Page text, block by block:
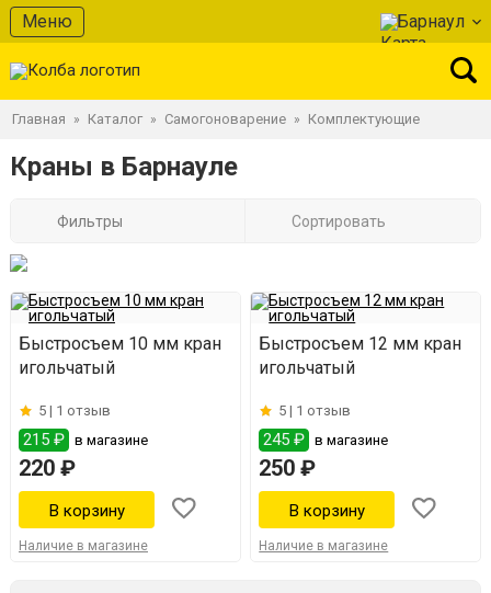
Меню Барнаул
Главная » Каталог » Самогоноварение » Комплектующие
Краны в Барнауле
Фильтры Сортировать
Быстросъем 10 мм кран
игольчатый
5 | 1 отзыв
215 ₽ в магазине
220 ₽
Наличие в магазине
Быстросъем 12 мм кран
игольчатый
5 | 1 отзыв
245 ₽ в магазине
250 ₽
Наличие в магазине